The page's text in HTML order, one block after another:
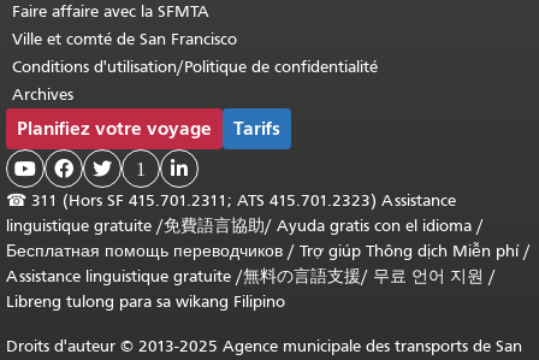
Faire affaire avec la SFMTA
Ville et comté de San Francisco
Conditions d'utilisation/Politique de confidentialité
Archives
Planifiez votre voyage Tarifs
   1 
☎ 311 (Hors SF 415.701.2311; ATS 415.701.2323) Assistance
linguistique gratuite /免費語言協助/ Ayuda gratis con el idioma /
Бесплатная помощь переводчиков / Trợ giúp Thông dịch Miễn phí/
Assistance linguistique gratuite /無料の言語支援/ 무료 언어 지원 /
Libreng tulong para sa wikang Filipino
Droits d'auteur © 2013-2025 Agence municipale des transports de San